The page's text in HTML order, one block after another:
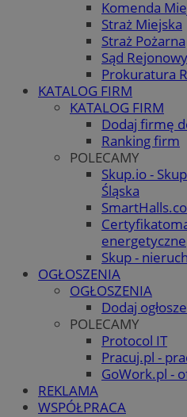
Komenda
Straż Miejska
Straż Pożarna
Sąd Rejonowy
Prokuratura
KATALOG FIRM
KATALOG FIRM
Dodaj firmę
Ranking firm
POLECAMY
Skup.io -
Śląska
energetyczne
Skup -
OGŁOSZENIA
OGŁOSZENIA
Dodaj
POLECAMY
Protocol IT
Pracuj.pl -
GoWork.pl -
REKLAMA
WSPÓŁPRACA